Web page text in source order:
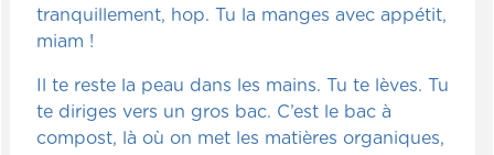
tranquillement, hop. Tu la manges avec appétit,
miam !
Il te reste la peau dans les mains. Tu te lèves. Tu
te diriges vers un gros bac. C’est le bac à
compost, là où on met les matières organiques,